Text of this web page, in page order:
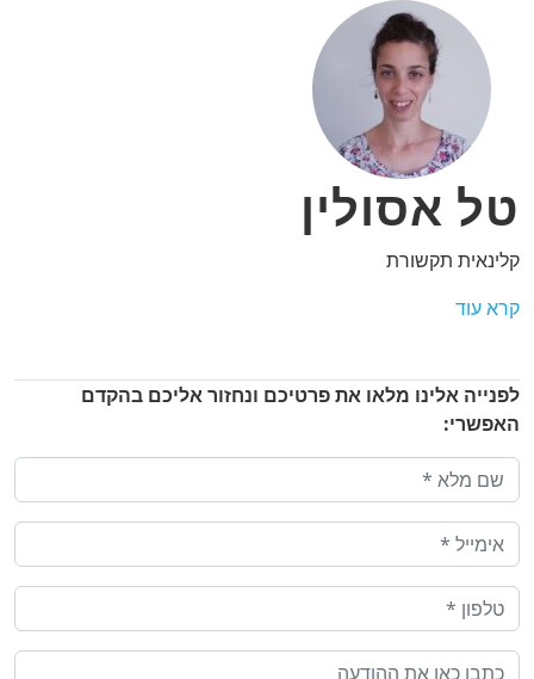
טל אסולין
קלינאית תקשורת
קרא עוד
לפנייה אלינו מלאו את פרטיכם ונחזור אליכם בהקדם
האפשרי: